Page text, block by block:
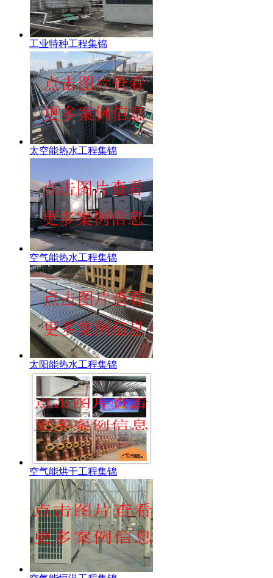
工业特种工程集锦
太空能热水工程集锦
空气能热水工程集锦
太阳能热水工程集锦
空气能烘干工程集锦